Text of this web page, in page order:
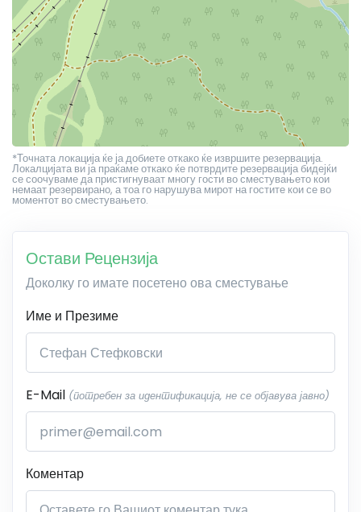
*Точната локација ќе ја добиете откако ќе извршите резервација.
Локалцијата ви ја праќаме откако ќе потврдите резервација бидејќи
се соочуваме да пристигнуваат многу гости во сместувањето кои
немаат резервирано, а тоа го нарушува мирот на гостите кои се во
моментот во сместувањето.
Остави Рецензија
Доколку го имате посетено ова сместување
Име и Презиме
E-Mail (потребен за идентификација, не се објавува јавно)
Коментар